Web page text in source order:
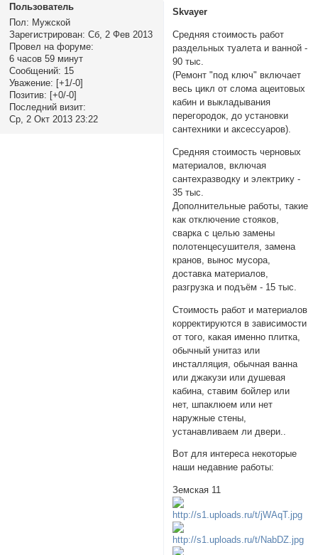
Пользователь
Пол: Мужской
Зарегистрирован: Сб, 2 Фев 2013
Провел на форуме:
6 часов 59 минут
Сообщений: 15
Уважение: [+1/-0]
Позитив: [+0/-0]
Последний визит:
Ср, 2 Окт 2013 23:22
Skvayer
Средняя стоимость работ
раздельных туалета и ванной -
90 тыс.
(Ремонт "под ключ" включает
весь цикл от слома ацеитовых
кабин и выкладывания
перегородок, до установки
сантехники и аксессуаров).
Средняя стоимость черновых
материалов, включая
сантехразводку и электрику -
35 тыс.
Дополнительные работы, такие
как отключение стояков,
сварка с целью замены
полотенцесушителя, замена
кранов, вынос мусора,
доставка материалов,
разгрузка и подъём - 15 тыс.
Стоимость работ и материалов
корректируются в зависимости
от того, какая именно плитка,
обычный унитаз или
инсталляция, обычная ванна
или джакузи или душевая
кабина, ставим бойлер или
нет, шпаклюем или нет
наружные стены,
устанавливаем ли двери..
Вот для интереса некоторые
наши недавние работы:
Земская 11